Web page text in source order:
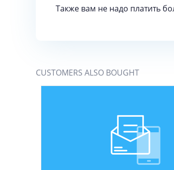
Также вам не надо платить
CUSTOMERS ALSO BOUGHT